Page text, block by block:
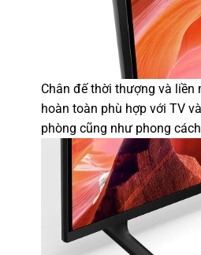
Chân đế thời thượng và liền
hoàn toàn phù hợp với TV
phòng cũng như phong